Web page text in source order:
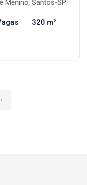
Menino, Santos-SP
320 m²
›